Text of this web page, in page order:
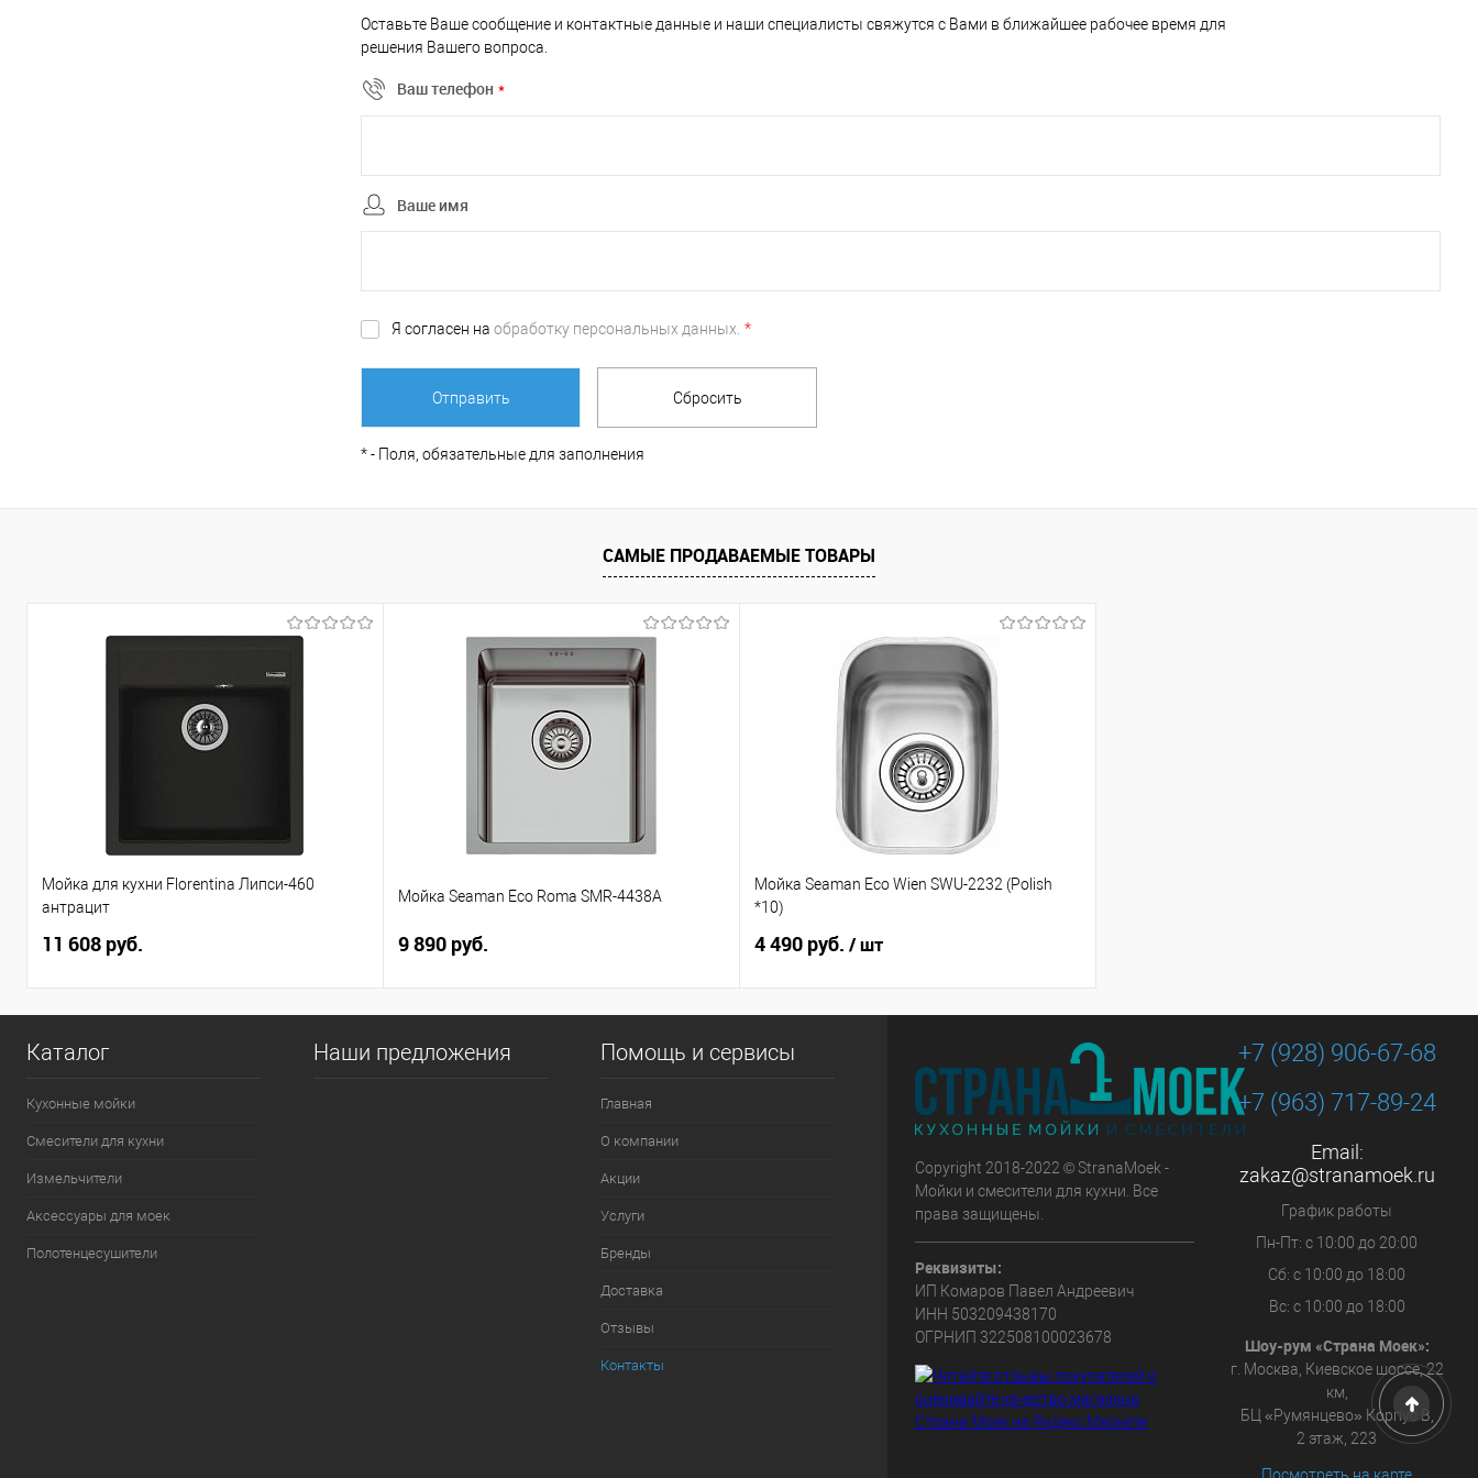
Оставьте Ваше сообщение и контактные данные и наши специалисты свяжутся с Вами в ближайшее рабочее время для
решения Вашего вопроса.
Ваш телефон *
Ваше имя
Я согласен на обработку персональных данных. *
*- Поля, обязательные для заполнения
САМЫЕ ПРОДАВАЕМЫЕ ТОВАРЫ
Мойка для кухни Florentina Липси-460
антрацит
11 608 руб.
Мойка Seaman Eco Roma SMR-4438A
9 890 руб.
Мойка Seaman Eco Wien SWU-2232 (Polish
*10)
4 490 руб. / шт
Каталог
Кухонные мойки
Смесители для кухни
Измельчители
Аксессуары для моек
Полотенцесушители
Наши предложения Помощь и сервисы
Главная
О компании
Акции
Услуги
Бренды
Доставка
Отзывы
Контакты
Copyright 2018-2022 © StranaMoek -
Мойки и смесители для кухни. Все
права защищены.
Реквизиты:
ИП Комаров Павел Андреевич
ИНН 503209438170
ОГРНИП 322508100023678
+7 (928) 906-67-68
+7 (963) 717-89-24
Email:
zakaz@stranamoek.ru
График работы
Пн-Пт: с 10:00 до 20:00
Сб: с 10:00 до 18:00
Вс: с 10:00 до 18:00
Шоу-рум «Страна Моек»:
г. Москва, Киевское шоссе, 22
км,
БЦ «Румянцево» Корпус В,
2 этаж, 223